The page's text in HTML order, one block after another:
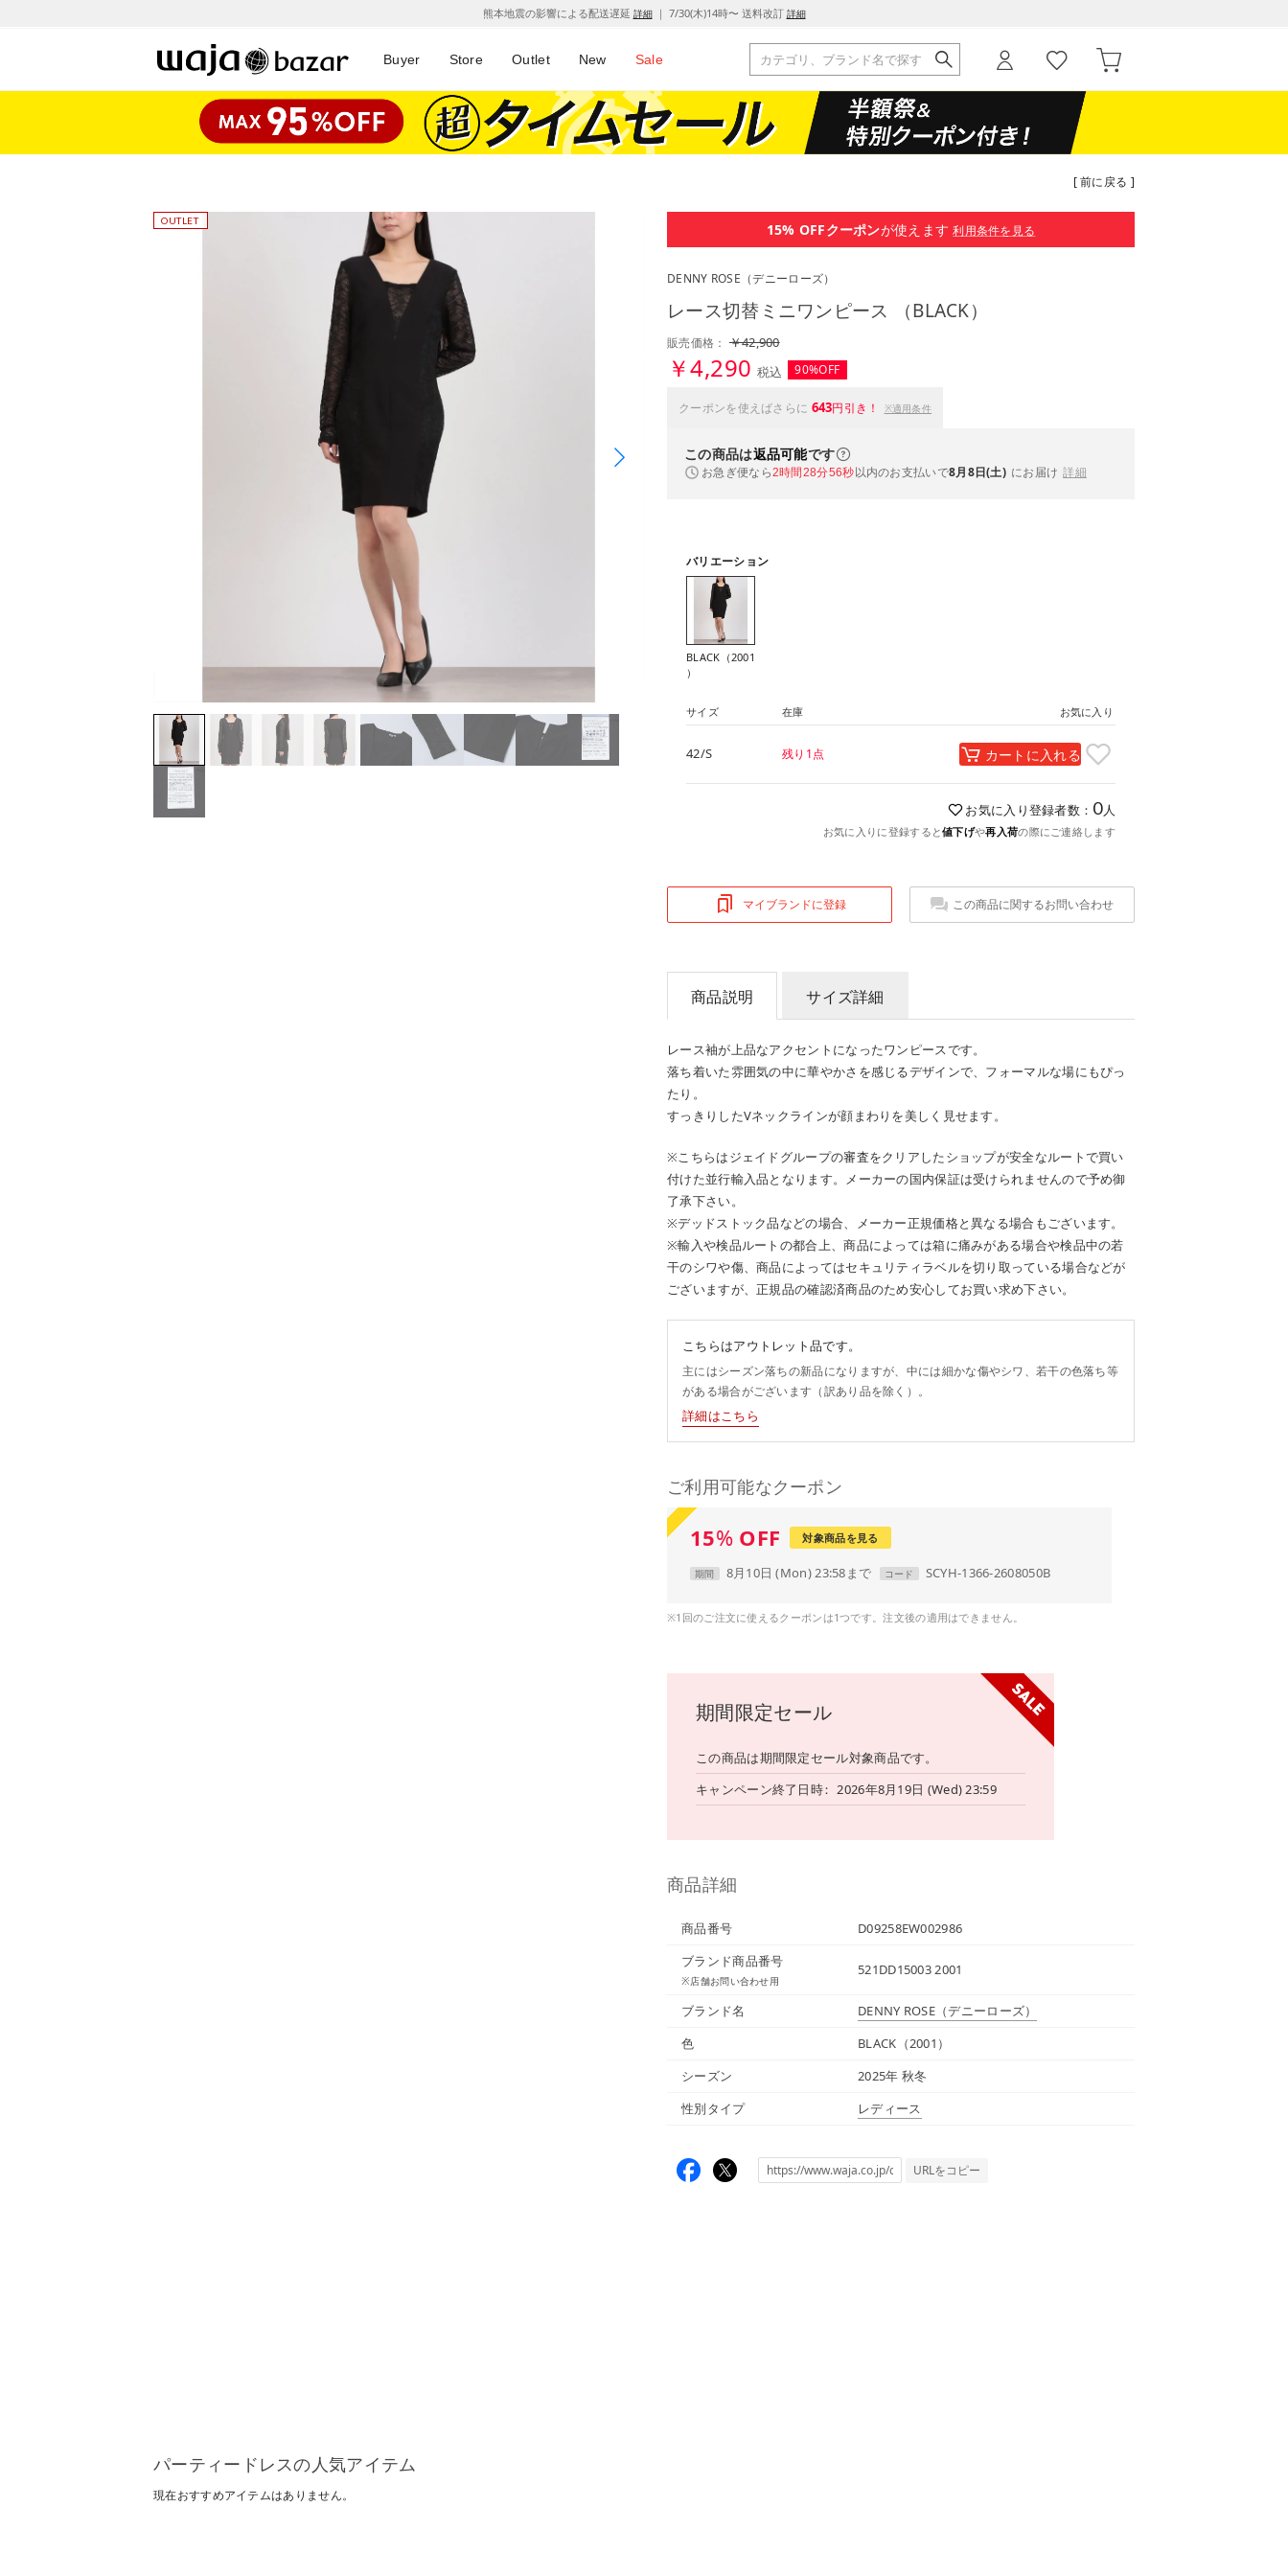
熊本地震の影響による配送遅延 詳細｜ 7/30(木)14時〜 送料改訂 詳細
Buyer Store Outlet New Sale
[ 前に戻る ]
15% OFFクーポンが使えます 利用条件を見る
DENNY ROSE （デニーローズ）
レース切替ミニワンピース （BLACK）
販売価格：￥42,900
￥4,290 税込 90%OFF
クーポンを使えばさらに 643円引き！ ※適用条件
この商品は返品可能です
お急ぎ便なら2時間28分55秒以内のお支払いで8月8日(土) にお届け 詳細
バリエーション
BLACK（2001
）
サイズ 在庫 お気に入り
42/S 残り1点 カートに入れる
お気に入り登録者数： 0人
お気に入りに登録すると値下げや再入荷の際にご連絡します
マイブランドに登録 この商品に関するお問い合わせ
商品説明 サイズ詳細
レース袖が上品なアクセントになったワンピースです。
落ち着いた雰囲気の中に華やかさを感じるデザインで、フォーマルな場にもぴっ
たり。
すっきりしたVネックラインが顔まわりを美しく見せます。
※こちらはジェイドグループの審査をクリアしたショップが安全なルートで買い
付けた並行輸入品となります。メーカーの国内保証は受けられませんので予め御
了承下さい。
※デッドストック品などの場合、メーカー正規価格と異なる場合もございます。
※輸入や検品ルートの都合上、商品によっては箱に痛みがある場合や検品中の若
干のシワや傷、商品によってはセキュリティラベルを切り取っている場合などが
ございますが、正規品の確認済商品のため安心してお買い求め下さい。
こちらはアウトレット品です。
主にはシーズン落ちの新品になりますが、中には細かな傷やシワ、若干の色落ち等
がある場合がございます（訳あり品を除く）。
詳細はこちら
ご利用可能なクーポン
15%OFF 対象商品を見る
期間 8月10日 (Mon) 23:58まで コード SCYH-1366-2608050B
※1回のご注文に使えるクーポンは1つです。注文後の適用はできません。
期間限定セール
この商品は期間限定セール対象商品です。
キャンペーン終了日時
2026年8月19日 (Wed) 23:59
商品詳細
商品番号
D09258EW002986
ブランド商品番号
※店舗お問い合わせ用
521DD15003 2001
ブランド名 DENNY ROSE （デニーローズ）
色
BLACK（2001）
シーズン
2025年 秋冬
性別タイプ
レディース
URLをコピー
パーティードレスの人気アイテム
現在おすすめアイテムはありません。